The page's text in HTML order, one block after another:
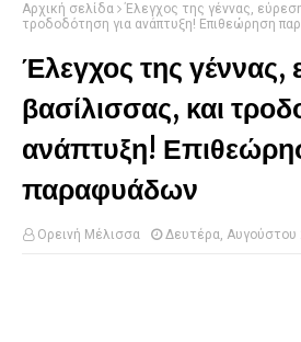
Αρχική σελίδα
Έλεγχος της γέννας,
τροδοδότηση για ανάπτυξη! Επιθεώρηση
Έλεγχος της γέννας,
βασίλισσας, και
ανάπτυξη!
παραφυάδων
Ορεινή Μέλισσα Δευτέρα, Αυγούστου